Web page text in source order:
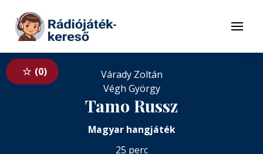
Tovább a tartalomhoz
Menü
0
Várady Zoltán
Végh György
Tamo Russz
Magyar hangjáték
25 perc